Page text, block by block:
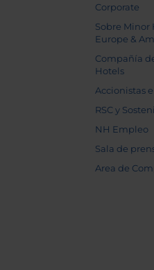
Corporate
Sobre Minor
Europe &
Compañía
Hotels
Accionistas
RSC y
NH Empleo
Sala de
Area de